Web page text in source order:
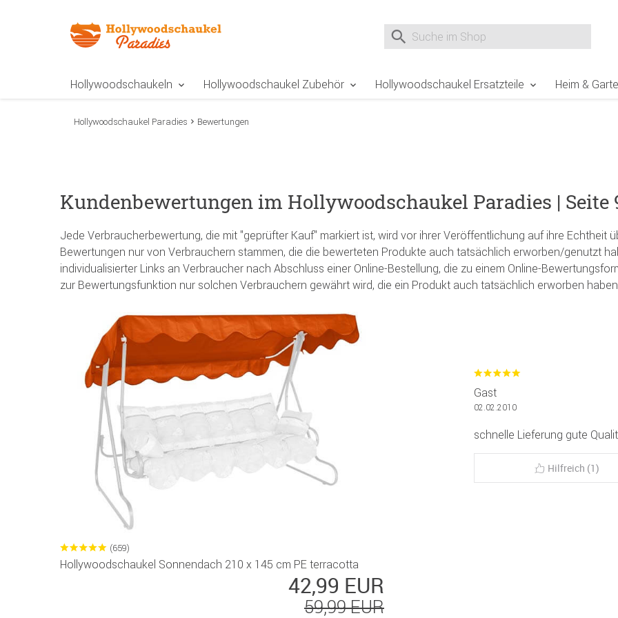
Suche nach
Hollywoodschaukeln Hollywoodschaukel Zubehör Hollywoodschaukel Ersatzteile Heim &
Hollywoodschaukel Paradies Bewertungen
Kundenbewertungen im Hollywoodschaukel Paradies | Seite
Jede Verbraucherbewertung, die mit "geprüfter Kauf" markiert ist, wird vor ihrer Veröffentlichung auf ihre Echtheit
Bewertungen nur von Verbrauchern stammen, die die bewerteten Produkte auch tatsächlich erworben/genutzt
individualisierter Links an Verbraucher nach Abschluss einer Online-Bestellung, die zu einem Online-
zur Bewertungsfunktion nur solchen Verbrauchern gewährt wird, die ein Produkt auch tatsächlich erworben
(659)
Hollywoodschaukel Sonnendach 210 x 145 cm PE terracotta
42,99 EUR
59,99 EUR
Gast
02.02.2010
schnelle Lieferung gute
Hilfreich (1)